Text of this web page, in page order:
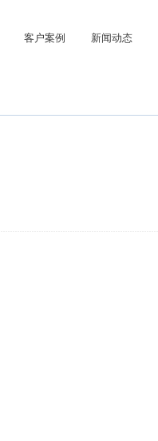
客户案例 新闻动态